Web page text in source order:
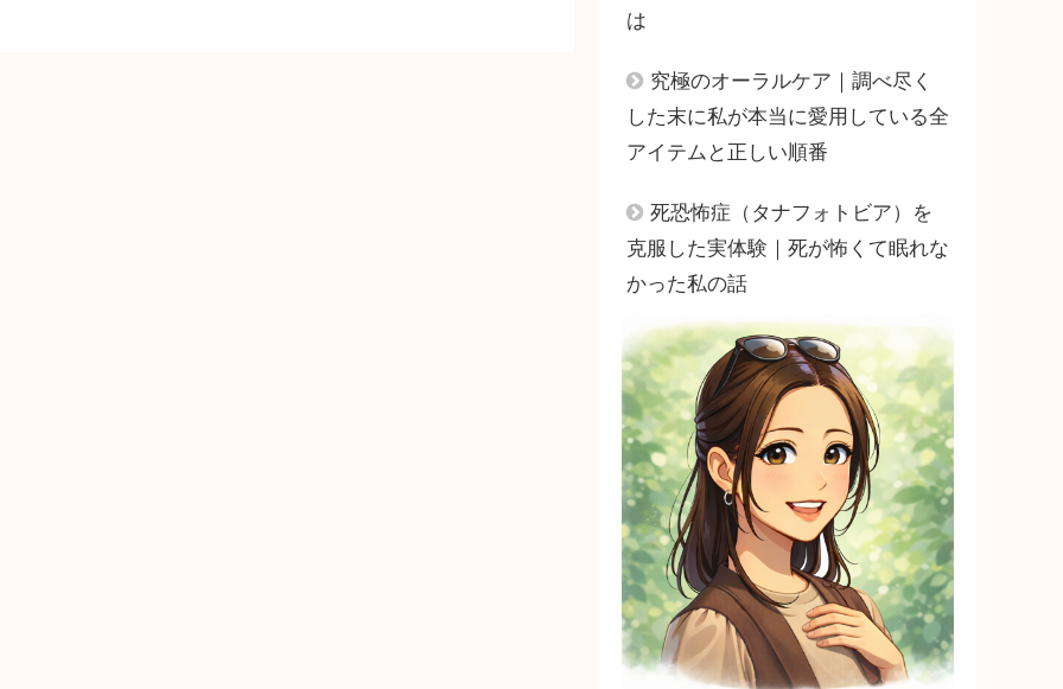
は
究極のオーラルケア｜調べ尽く
した末に私が本当に愛用している全
アイテムと正しい順番
死恐怖症（タナフォトビア）を
克服した実体験｜死が怖くて眠れな
かった私の話